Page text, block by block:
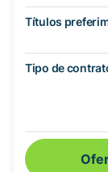
Títulos
Tipo de